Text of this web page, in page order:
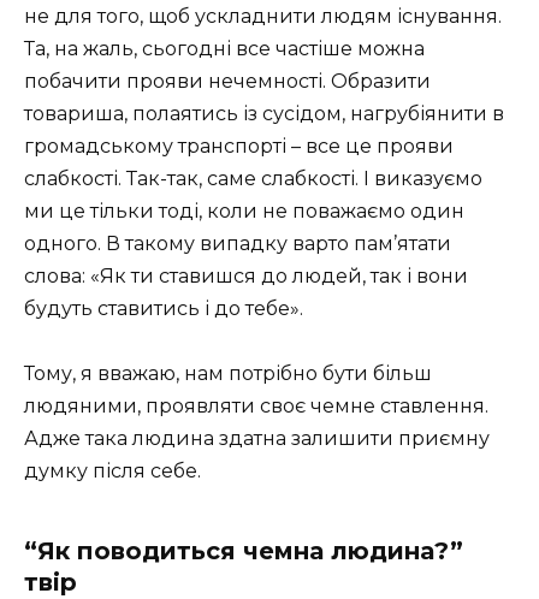
не для того, щоб ускладнити людям існування.
Та, на жаль, сьогодні все частіше можна
побачити прояви нечемності. Образити
товариша, полаятись із сусідом, нагрубіянити в
громадському транспорті – все це прояви
слабкості. Так-так, саме слабкості. І виказуємо
ми це тільки тоді, коли не поважаємо один
одного. В такому випадку варто пам’ятати
слова: «Як ти ставишся до людей, так і вони
будуть ставитись і до тебе».
Тому, я вважаю, нам потрібно бути більш
людяними, проявляти своє чемне ставлення.
Адже така людина здатна залишити приємну
думку після себе.
“Як поводиться чемна людина?”
твір